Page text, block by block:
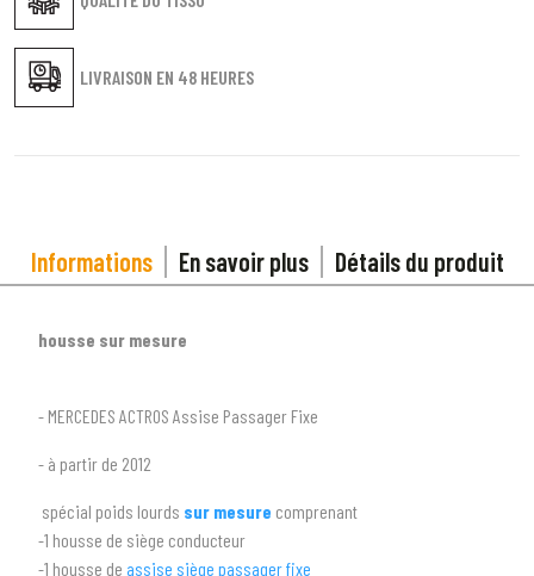
SÉLECTIONNEZ LE TYPE DE VOTRE VÉHICULE
Tous les types
SÉLECTIONNEZ LA MARQUE DE VOTRE VÉHICULE
Toutes les marques
LIVRAISON EN 48 HEURES
Informations En savoir plus Détails du produit
housse sur mesure
- MERCEDES ACTROS Assise Passager Fixe
- à partir de 2012
spécial poids lourds sur mesure comprenant
-1 housse de siège conducteur
-1 housse de assise siège passager fixe